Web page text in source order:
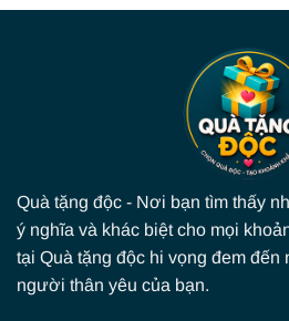
Quà tặng độc - Nơi bạn tìm thấy
ý nghĩa và khác biệt cho mọi
tại Quà tặng độc hi vọng đem đến
người thân yêu của bạn.